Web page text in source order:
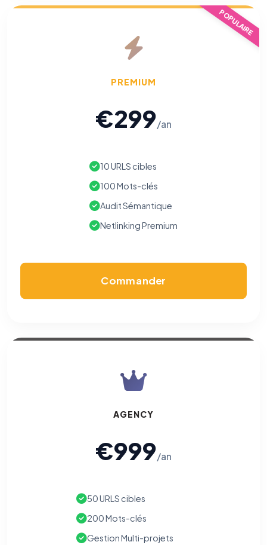
POPULAIRE
PREMIUM
€299/an
10 URLS cibles
100 Mots-clés
Audit Sémantique
Netlinking Premium
Commander
AGENCY
€999/an
50 URLS cibles
200 Mots-clés
Gestion Multi-projets
Nécessaires au fonctionnement du site : session, sécurité,
(pages visitées, durée de visite) pour l'améliorer. Données
anonymisées via Google Analytics.
Cookies marketing
Permettent d'afficher des publicités pertinentes et de
Traceurs des courriels HORS SITE WEB
Les e-mails peuvent contenir un pixel d'ouverture et des liens
traçants (Art. 82 loi Informatique et Libertés ; recommandation CNIL
pixels 2026 / FAQ juillet 2026).
(cadre distinct du site web). Pour vous y